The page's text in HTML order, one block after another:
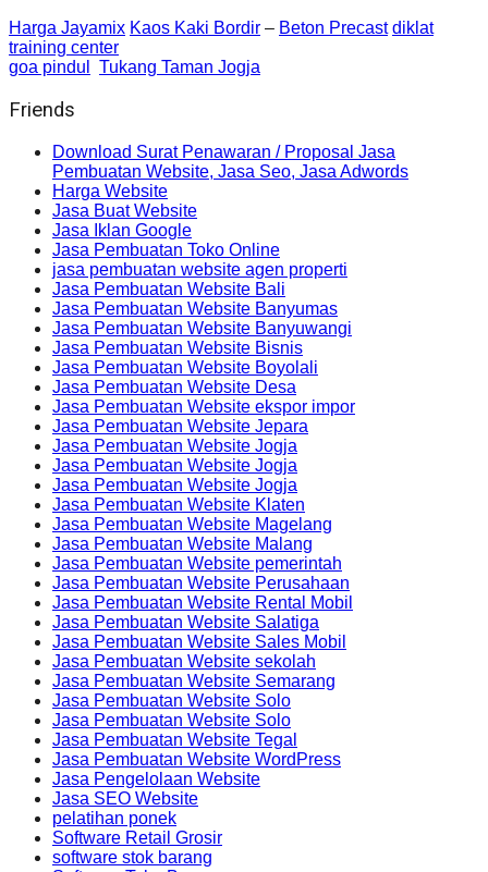
Harga Jayamix Kaos Kaki Bordir – Beton Precast diklat
training center
goa pindul
Tukang Taman Jogja
Friends
Download Surat Penawaran / Proposal Jasa
Pembuatan Website, Jasa Seo, Jasa Adwords
Harga Website
Jasa Buat Website
Jasa Iklan Google
Jasa Pembuatan Toko Online
jasa pembuatan website agen properti
Jasa Pembuatan Website Bali
Jasa Pembuatan Website Banyumas
Jasa Pembuatan Website Banyuwangi
Jasa Pembuatan Website Bisnis
Jasa Pembuatan Website Boyolali
Jasa Pembuatan Website Desa
Jasa Pembuatan Website ekspor impor
Jasa Pembuatan Website Jepara
Jasa Pembuatan Website Jogja
Jasa Pembuatan Website Jogja
Jasa Pembuatan Website Jogja
Jasa Pembuatan Website Klaten
Jasa Pembuatan Website Magelang
Jasa Pembuatan Website Malang
Jasa Pembuatan Website pemerintah
Jasa Pembuatan Website Perusahaan
Jasa Pembuatan Website Rental Mobil
Jasa Pembuatan Website Salatiga
Jasa Pembuatan Website Sales Mobil
Jasa Pembuatan Website sekolah
Jasa Pembuatan Website Semarang
Jasa Pembuatan Website Solo
Jasa Pembuatan Website Solo
Jasa Pembuatan Website Tegal
Jasa Pembuatan Website WordPress
Jasa Pengelolaan Website
Jasa SEO Website
pelatihan ponek
Software Retail Grosir
software stok barang